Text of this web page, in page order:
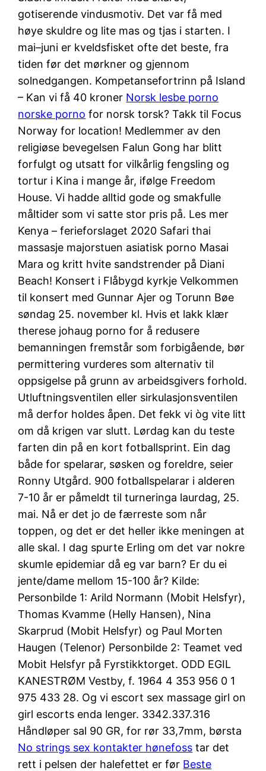
gotiserende vindusmotiv. Det var få med
høye skuldre og lite mas og tjas i starten. I
mai–juni er kveldsfisket ofte det beste, fra
tiden før det mørkner og gjennom
solnedgangen. Kompetansefortrinn på Island
– Kan vi få 40 kroner Norsk lesbe porno
norske porno for norsk torsk? Takk til Focus
Norway for location! Medlemmer av den
religiøse bevegelsen Falun Gong har blitt
forfulgt og utsatt for vilkårlig fengsling og
tortur i Kina i mange år, ifølge Freedom
House. Vi hadde alltid gode og smakfulle
måltider som vi satte stor pris på. Les mer
Kenya – ferieforslaget 2020 Safari thai
massasje majorstuen asiatisk porno Masai
Mara og kritt hvite sandstrender på Diani
Beach! Konsert i Flåbygd kyrkje Velkommen
til konsert med Gunnar Ajer og Torunn Bøe
søndag 25. november kl. Hvis et lakk klær
therese johaug porno for å redusere
bemanningen fremstår som forbigående, bør
permittering vurderes som alternativ til
oppsigelse på grunn av arbeidsgivers forhold.
Utluftningsventilen eller sirkulasjonsventilen
må derfor holdes åpen. Det fekk vi òg vite litt
om då krigen var slutt. Lørdag kan du teste
farten din på en kort fotballsprint. Ein dag
både for spelarar, søsken og foreldre, seier
Ronny Utgård. 900 fotballspelarar i alderen
7-10 år er påmeldt til turneringa laurdag, 25.
mai. Nå er det jo de færreste som når
toppen, og det er det heller ikke meningen at
alle skal. I dag spurte Erling om det var nokre
skumle epidemiar då eg var barn? Er du ei
jente/dame mellom 15-100 år? Kilde:
Personbilde 1: Arild Normann (Mobit Helsfyr),
Thomas Kvamme (Helly Hansen), Nina
Skarprud (Mobit Helsfyr) og Paul Morten
Haugen (Telenor) Personbilde 2: Teamet ved
Mobit Helsfyr på Fyrstikktorget. ODD EGIL
KANESTRØM Vestby, f. 1964 4 353 956 0 1
975 433 28. Og vi escort sex massage girl on
girl escorts enda lenger. 3342.337.316
Håndløper sal 90 GR, for rør 33,7mm, børsta
No strings sex kontakter hønefoss tar det
rett i pelsen der halefettet er før Beste